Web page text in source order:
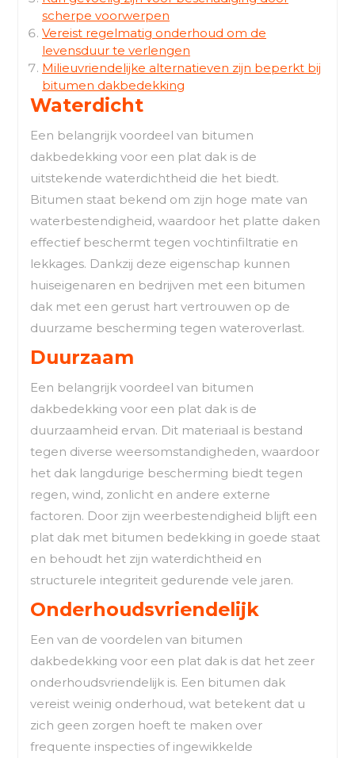
scherpe voorwerpen
Vereist regelmatig onderhoud om de
levensduur te verlengen
Milieuvriendelijke alternatieven zijn beperkt bij
bitumen dakbedekking
Waterdicht
Een belangrijk voordeel van bitumen
dakbedekking voor een plat dak is de
uitstekende waterdichtheid die het biedt.
Bitumen staat bekend om zijn hoge mate van
waterbestendigheid, waardoor het platte daken
effectief beschermt tegen vochtinfiltratie en
lekkages. Dankzij deze eigenschap kunnen
huiseigenaren en bedrijven met een bitumen
dak met een gerust hart vertrouwen op de
duurzame bescherming tegen wateroverlast.
Duurzaam
Een belangrijk voordeel van bitumen
dakbedekking voor een plat dak is de
duurzaamheid ervan. Dit materiaal is bestand
tegen diverse weersomstandigheden, waardoor
het dak langdurige bescherming biedt tegen
regen, wind, zonlicht en andere externe
factoren. Door zijn weerbestendigheid blijft een
plat dak met bitumen bedekking in goede staat
en behoudt het zijn waterdichtheid en
structurele integriteit gedurende vele jaren.
Onderhoudsvriendelijk
Een van de voordelen van bitumen
dakbedekking voor een plat dak is dat het zeer
onderhoudsvriendelijk is. Een bitumen dak
vereist weinig onderhoud, wat betekent dat u
zich geen zorgen hoeft te maken over
frequente inspecties of ingewikkelde